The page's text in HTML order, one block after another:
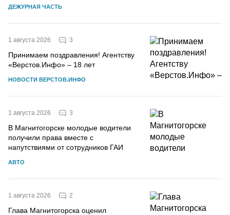
ДЕЖУРНАЯ ЧАСТЬ
1 августа 2026 3
Принимаем поздравления! Агентству
«Верстов.Инфо» – 18 лет
НОВОСТИ ВЕРСТОВ.ИНФО
1 августа 2026 3
В Магнитогорске молодые водители
получили права вместе с
напутствиями от сотрудников ГАИ
АВТО
1 августа 2026 2
Глава Магнитогорска оценил